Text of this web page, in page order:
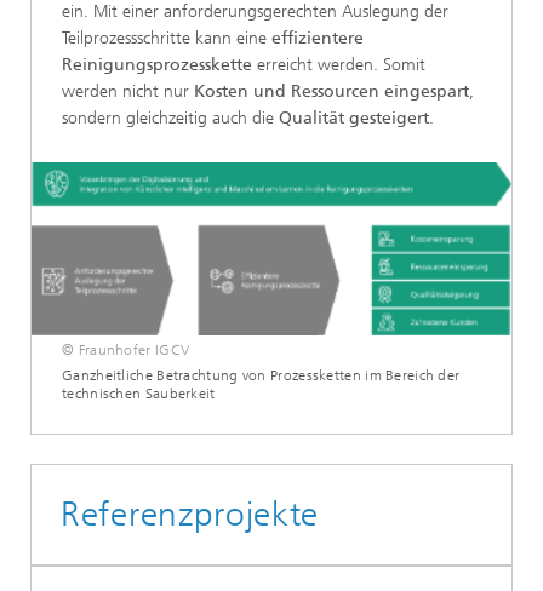
ein. Mit einer anforderungsgerechten Auslegung der
Teilprozessschritte kann eine effizientere
Reinigungsprozesskette erreicht werden. Somit
werden nicht nur Kosten und Ressourcen eingespart,
sondern gleichzeitig auch die Qualität gesteigert.
© Fraunhofer IGCV
Ganzheitliche Betrachtung von Prozessketten im Bereich der
technischen Sauberkeit
Referenzprojekte